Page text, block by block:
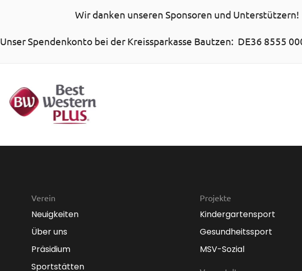
Wir danken unseren Sponsoren und Unterstützern!
Unser Spendenkonto bei der Kreissparkasse Bautzen: DE36 8555
Verein
Neuigkeiten
Über uns
Präsidium
Sportstätten
Projekte
Kindergartensport
Gesundheitssport
MSV-Sozial